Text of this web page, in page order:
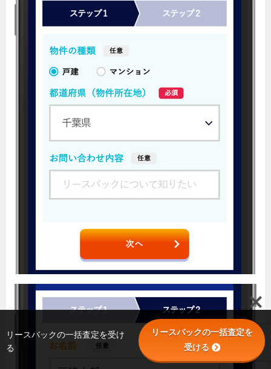
リースバックの一括査定を受け
る
リースバックの一括査定を
受ける